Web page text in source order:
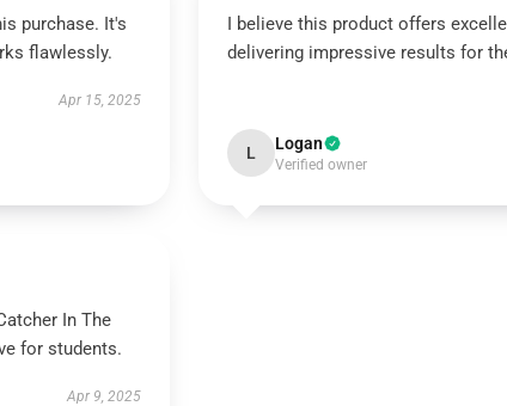
purchase. It's
flawlessly.
Apr 15, 2025
I believe this product offers
delivering impressive results for
L Logan
Verified owner
In The
for students.
Apr 9, 2025